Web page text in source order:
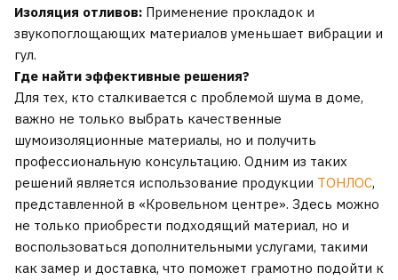
Изоляция отливов: Применение прокладок и
звукопоглощающих материалов уменьшает вибрации и
гул.
Где найти эффективные решения?
Для тех, кто сталкивается с проблемой шума в доме,
важно не только выбрать качественные
шумоизоляционные материалы, но и получить
профессиональную консультацию. Одним из таких
решений является использование продукции ТОНЛОС,
представленной в «Кровельном центре». Здесь можно
не только приобрести подходящий материал, но и
воспользоваться дополнительными услугами, такими
как замер и доставка, что поможет грамотно подойти к